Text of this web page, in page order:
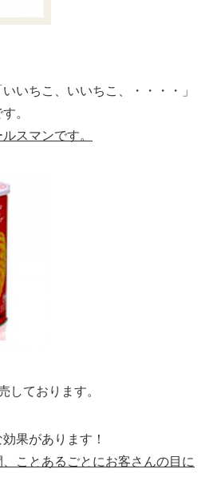
いちこ、いいちこ、・・・・」
。
スマンです。
しております。
果があります！
ことあるごとにお客さんの目に